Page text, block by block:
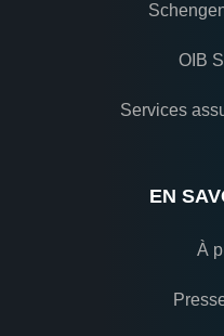
OIB
Services
EN
À